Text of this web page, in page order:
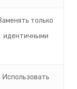
только
идентичными
Использовать